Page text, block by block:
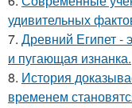
удивительных
7. Древний Египет -
и пугающая изнанка.
8. История
временем